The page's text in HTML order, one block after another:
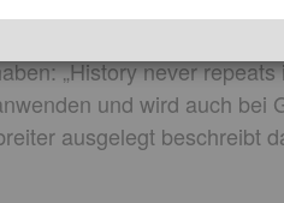
„History never
und wird auch bei
ausgelegt beschreibt